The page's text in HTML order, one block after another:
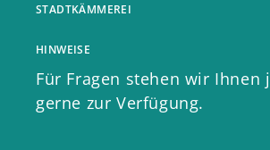
Die Grundlage der städtischen
Finanzwirtschaft ist
Haushaltsplan
(51,5 MB
.
wichtigste
Gemeinde.
STADTKÄMMEREI
HINWEISE
Für Fragen stehen wir Ihnen
gerne zur Verfügung.